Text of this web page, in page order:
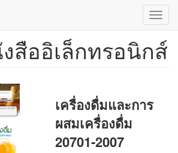
สืออิเล็กทรอนิกส์
เครื่องดื่มและการ
ผสมเครื่องดื่ม
20701-2007